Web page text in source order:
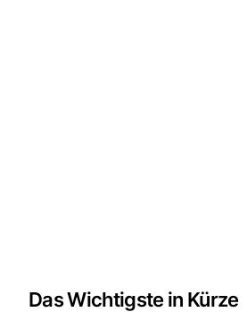
Das Wichtigste in Kürze